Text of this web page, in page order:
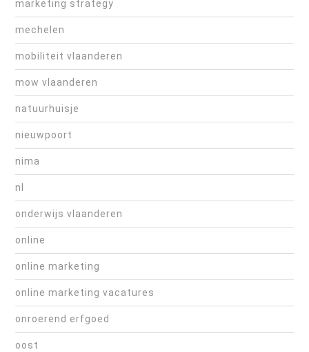
marketing strategy
mechelen
mobiliteit vlaanderen
mow vlaanderen
natuurhuisje
nieuwpoort
nima
nl
onderwijs vlaanderen
online
online marketing
online marketing vacatures
onroerend erfgoed
oost